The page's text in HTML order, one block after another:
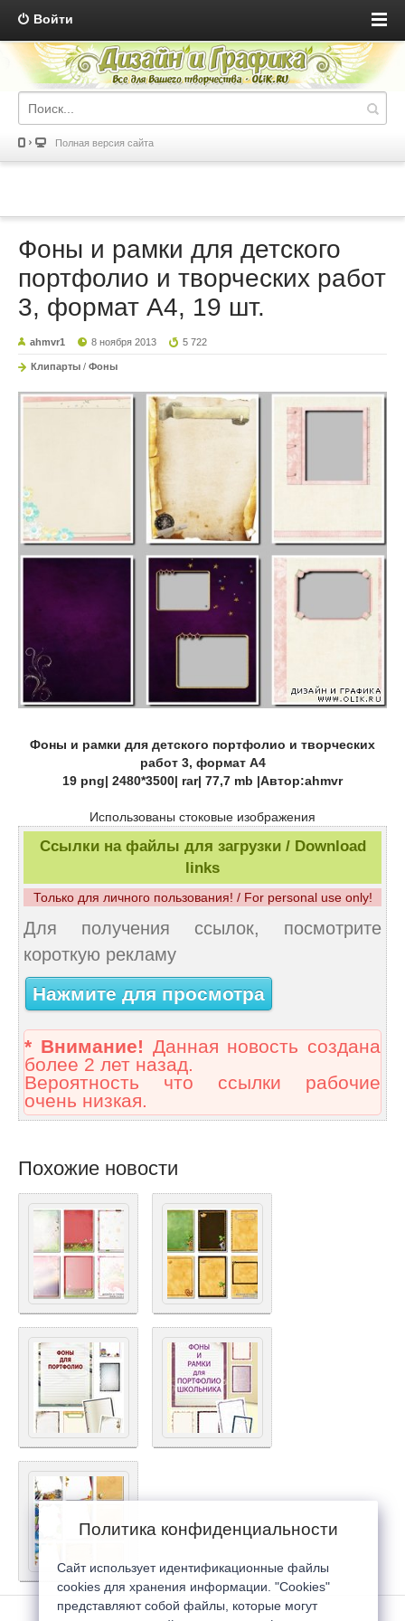
Войти
Полная версия сайта
Фоны и рамки для детского
портфолио и творческих работ
3, формат А4, 19 шт.
ahmvr1 8 ноября 2013 5 722
Клипарты / Фоны
Фоны и рамки для детского портфолио и творческих
работ 3, формат А4
19 png| 2480*3500| rar| 77,7 mb |Автор:ahmvr
Использованы стоковые изображения
Ссылки на файлы для загрузки / Download
links
Только для личного пользования! / For personal use only!
Для получения ссылок, посмотрите
короткую рекламу
Нажмите для просмотра
* Внимание! Данная новость создана
более 2 лет назад.
Вероятность что ссылки рабочие
очень низкая.
Похожие новости
Политика конфиденциальности
Сайт использует идентификационные файлы
cookies для хранения информации. "Cookies"
представляют собой файлы, которые могут